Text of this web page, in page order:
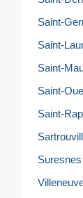
Saint-
Saint-
Saint-
Saint-
Saint-
Suresnes